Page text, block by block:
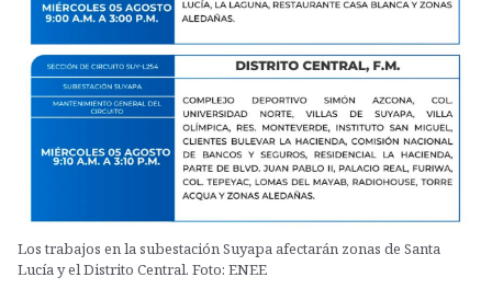
Los trabajos en la subestación Suyapa afectarán zonas de Santa
Lucía y el Distrito Central. Foto: ENEE